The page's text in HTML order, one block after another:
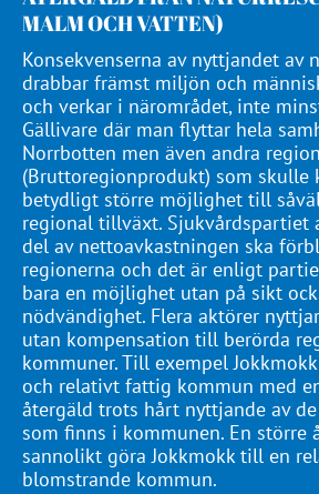
MALM OCH VATTEN)
Konsekvenserna av nyttjandet av
drabbar främst miljön och
och verkar i närområdet, inte
Gällivare där man flyttar hela
Norrbotten men även andra
(Bruttoregionprodukt) som skulle
betydligt större möjlighet till
regional tillväxt. Sjukvårdspartiet
del av nettoavkastningen ska
regionerna och det är enligt
bara en möjlighet utan på sikt
nödvändighet. Flera aktörer
utan kompensation till berörda
kommuner. Till exempel
och relativt fattig kommun med
återgäld trots hårt nyttjande av
som finns i kommunen. En större
sannolikt göra Jokkmokk till en
blomstrande kommun.